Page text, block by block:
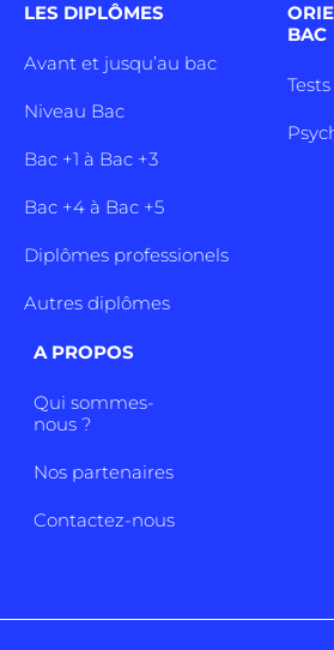
LES DIPLÔMES
Avant et jusqu’au bac
Niveau Bac
Bac +1 à Bac +3
Bac +4 à Bac +5
Diplômes professionels
Autres diplômes
BAC
A PROPOS
Qui sommes-
nous ?
Nos partenaires
Contactez-nous